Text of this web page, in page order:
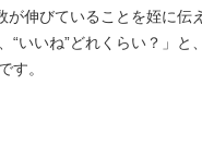
が伸びていることを姪に伝
“いいね”どれくらい？」と
す。